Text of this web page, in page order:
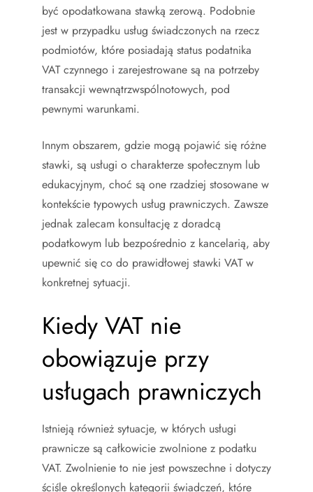
być opodatkowana stawką zerową. Podobnie
jest w przypadku usług świadczonych na rzecz
podmiotów, które posiadają status podatnika
VAT czynnego i zarejestrowane są na potrzeby
transakcji wewnątrzwspólnotowych, pod
pewnymi warunkami.
Innym obszarem, gdzie mogą pojawić się różne
stawki, są usługi o charakterze społecznym lub
edukacyjnym, choć są one rzadziej stosowane w
kontekście typowych usług prawniczych. Zawsze
jednak zalecam konsultację z doradcą
podatkowym lub bezpośrednio z kancelarią, aby
upewnić się co do prawidłowej stawki VAT w
konkretnej sytuacji.
Kiedy VAT nie
obowiązuje przy
usługach prawniczych
Istnieją również sytuacje, w których usługi
prawnicze są całkowicie zwolnione z podatku
VAT. Zwolnienie to nie jest powszechne i dotyczy
ściśle określonych kategorii świadczeń, które